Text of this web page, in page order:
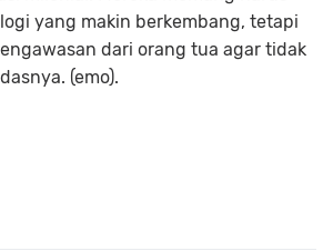
yang makin berkembang, tetapi
dari orang tua agar tidak
(emo).